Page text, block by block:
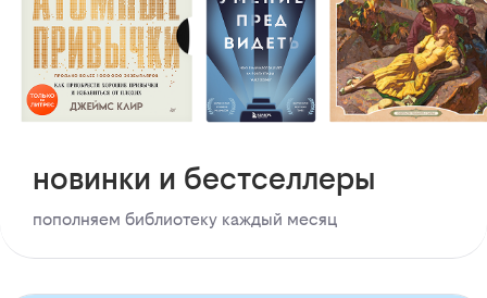
новинки и бестселлеры
пополняем библиотеку каждый месяц